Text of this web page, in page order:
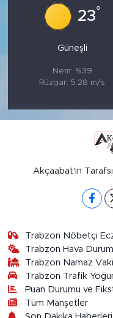
23°
Güneşli
Nem: %39
Rüzgar: 5.28 m/s
Akçaabat'ın
Trabzon Nöbetçi
Trabzon Hava
Trabzon Namaz
Trabzon Trafik
Puan Durumu ve
Tüm Manşetler